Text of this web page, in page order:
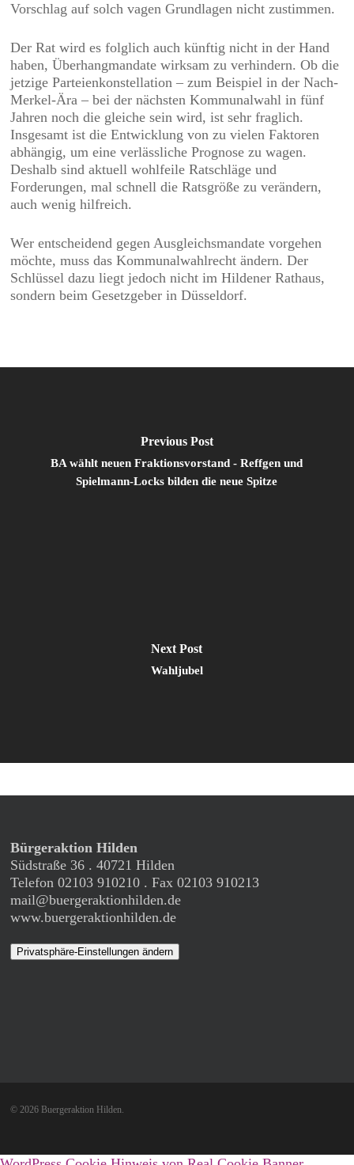
Vorschlag auf solch vagen Grundlagen nicht zustimmen.
Der Rat wird es folglich auch künftig nicht in der Hand
haben, Überhangmandate wirksam zu verhindern. Ob die
jetzige Parteienkonstellation – zum Beispiel in der Nach-
Merkel-Ära – bei der nächsten Kommunalwahl in fünf
Jahren noch die gleiche sein wird, ist sehr fraglich.
Insgesamt ist die Entwicklung von zu vielen Faktoren
abhängig, um eine verlässliche Prognose zu wagen.
Deshalb sind aktuell wohlfeile Ratschläge und
Forderungen, mal schnell die Ratsgröße zu verändern,
auch wenig hilfreich.
Wer entscheidend gegen Ausgleichsmandate vorgehen
möchte, muss das Kommunalwahlrecht ändern. Der
Schlüssel dazu liegt jedoch nicht im Hildener Rathaus,
sondern beim Gesetzgeber in Düsseldorf.
Previous Post
BA wählt neuen Fraktionsvorstand - Reffgen und
Spielmann-Locks bilden die neue Spitze
Next Post
Wahljubel
Bürgeraktion Hilden
Südstraße 36 . 40721 Hilden
Telefon 02103 910210 . Fax 02103 910213
mail@buergeraktionhilden.de
www.buergeraktionhilden.de
Privatsphäre-Einstellungen ändern
© 2026 Buergeraktion Hilden.